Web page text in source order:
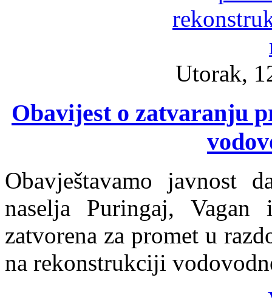
Utorak,
Obavijest o zatvaranju
Obavještavamo javnost
naselja Puringaj,
zatvorena za promet u
na rekonstrukciji